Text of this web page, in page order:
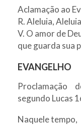
Aclamação ao
R. Aleluia,
V. O amor de
que guarda sua
EVANGELHO
Proclamação
segundo Lucas
Naquele tempo,